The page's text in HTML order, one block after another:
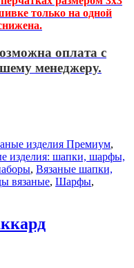
только на одной
оплата с
менеджеру.
изделия Премиум,
изделия: шапки, шарфы,
, Вязаные шапки,
вязаные, Шарфы,